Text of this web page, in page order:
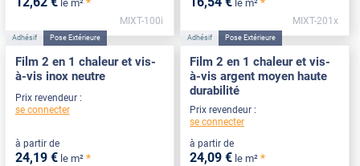
le m² *
MIXT-100i
le m² *
MIXT-201x
Adhésif Pose Extérieure
Film 2 en 1 chaleur et vis-
à-vis inox neutre
Prix revendeur :
se connecter
à partir de
24,19 € le m² *
Adhésif Pose Extérieure
Film 2 en 1 chaleur et vis-
à-vis argent moyen haute
durabilité
Prix revendeur :
se connecter
à partir de
24,09 € le m² *